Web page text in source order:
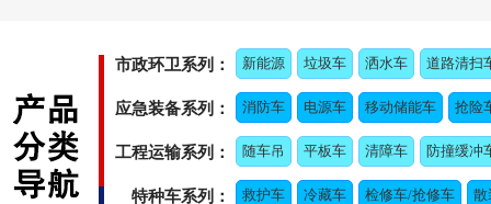
市政环卫系列： 新能源 垃圾车 洒水车 道路清扫
应急装备系列： 消防车 电源车 移动储能车 抢险
工程运输系列： 随车吊 平板车 清障车 防撞缓冲
特种车系列： 救护车 冷藏车 检修车/抢修车 散